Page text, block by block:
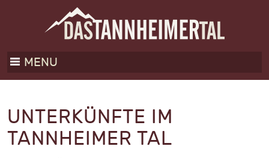
MENU
UNTERKÜNFTE IM
TANNHEIMER TAL